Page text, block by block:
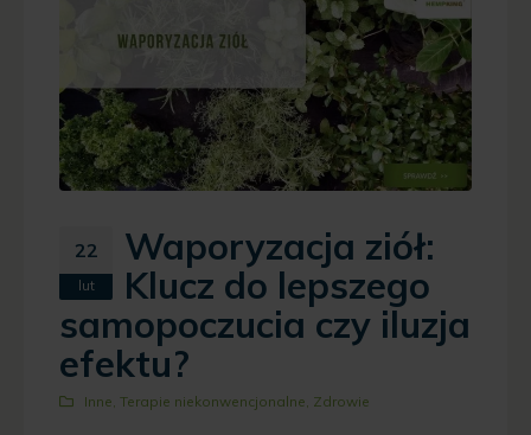
22
lut
Waporyzacja ziół:
Klucz do lepszego
samopoczucia czy iluzja
efektu?
Inne Terapie niekonwencjonalne Zdrowie